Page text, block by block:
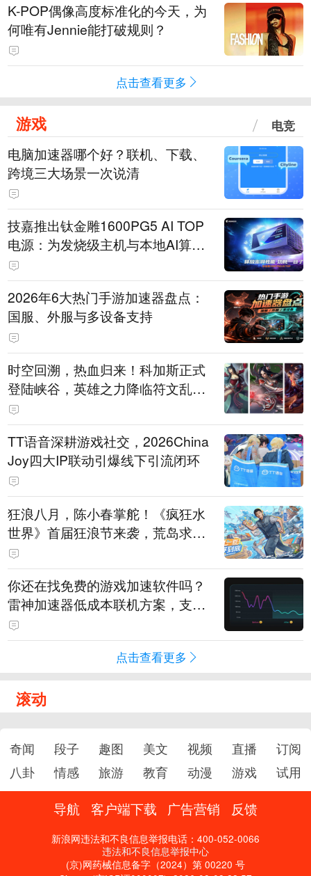
K-POP偶像高度标准化的今天，为
何唯有Jennie能打破规则？
点击查看更多
游戏 电竞
电脑加速器哪个好？联机、下载、
跨境三大场景一次说清
技嘉推出钛金雕1600PG5 AI TOP
电源：为发烧级主机与本地AI算力
打造旗舰供电方案
2026年6大热门手游加速器盘点：
国服、外服与多设备支持
时空回溯，热血归来！科加斯正式
登陆峡谷，英雄之力降临符文乱
斗！
TT语音深耕游戏社交，2026China
Joy四大IP联动引爆线下引流闭环
狂浪八月，陈小春掌舵！《疯狂水
世界》首届狂浪节来袭，荒岛求生
直播即将开启
你还在找免费的游戏加速软件吗？
雷神加速器低成本联机方案，支持
免费试用
点击查看更多
滚动
奇闻 段子 趣图 美文 视频 直播
订阅
八卦
情感 旅游 教育 动漫 游戏 试用
导航 客户端下载 广告营销 反馈
新浪网违法和不良信息举报电话：400-052-0066
违法和不良信息举报中心
(京)网药械信息备字（2024）第 00220 号